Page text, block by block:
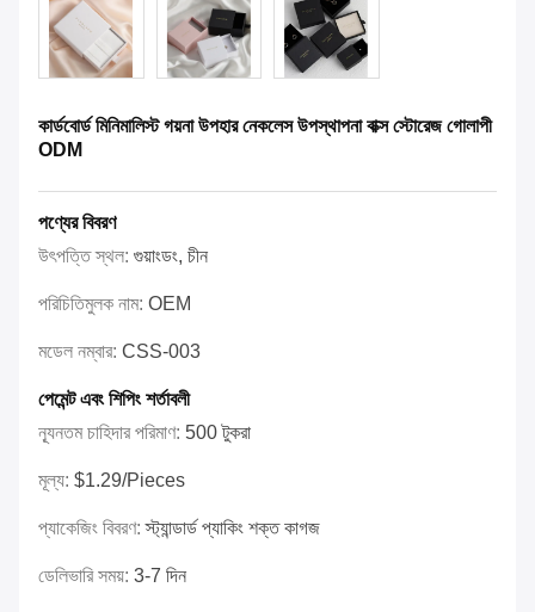
কার্ডবোর্ড মিনিমালিস্ট গয়না উপহার নেকলেস উপস্থাপনা বাক্স স্টোরেজ গোলাপী
ODM
পণ্যের বিবরণ
উৎপত্তি স্থল: গুয়াংডং, চীন
পরিচিতিমুলক নাম: OEM
মডেল নম্বার: CSS-003
পেমেন্ট এবং শিপিং শর্তাবলী
ন্যূনতম চাহিদার পরিমাণ: 500 টুকরা
মূল্য: $1.29/pieces
প্যাকেজিং বিবরণ:স্ট্যান্ডার্ড প্যাকিং শক্ত কাগজ
ডেলিভারি সময়: 3-7 দিন